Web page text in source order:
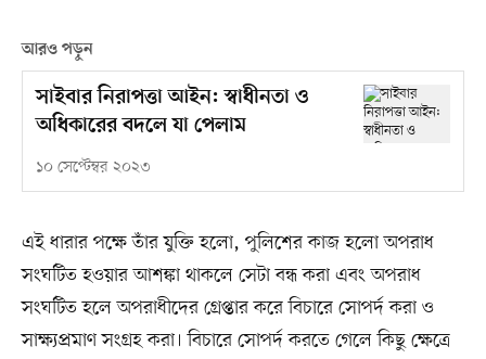
আরও পড়ুন
সাইবার নিরাপত্তা আইন: স্বাধীনতা ও
অধিকারের বদলে যা পেলাম
১০ সেপ্টেম্বর ২০২৩
এই ধারার পক্ষে তাঁর যুক্তি হলো, পুলিশের কাজ হলো অপরাধ
সংঘটিত হওয়ার আশঙ্কা থাকলে সেটা বন্ধ করা এবং অপরাধ
সংঘটিত হলে অপরাধীদের গ্রেপ্তার করে বিচারে সোপর্দ করা ও
সাক্ষ্যপ্রমাণ সংগ্রহ করা। বিচারে সোপর্দ করতে গেলে কিছু ক্ষেত্রে